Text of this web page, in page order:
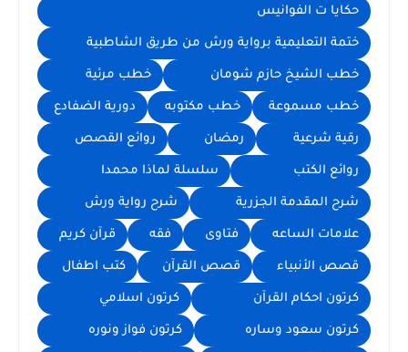
حكايا ت الفوانيس
ختمة التعليمية برواية ورش من طريق الشاطبية
خطب الشيخ حازم شومان خطب مرئية
خطب مسموعة خطب مكتوبه دورية الضفادع
رقية شرعية رمضان روائع القصص
روائع الكتب سلسلة لماذا محمدا
شرح المقدمة الجزرية شرح رواية ورش
علامات الساعه فتاوى فقه قرآن كريم
قصص الأنبياء قصص القرآن كتب اطفال
كرتون احكام القرآن كرتون اسلامي
كرتون سعود وساره كرتون فواز ونوره